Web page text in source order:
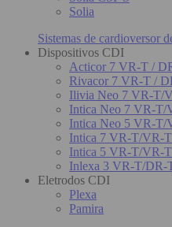
Solia
Sistemas de cardioversor
Dispositivos CDI
Acticor 7 VR-T /
Rivacor 7 VR-T /
Ilivia Neo 7 VR-T/
Intica Neo 7 VR-
Intica Neo 5 VR-
Intica 7 VR-T/VR-
Intica 5 VR-T/VR-
Inlexa 3 VR-T/DR-
Eletrodos CDI
Plexa
Pamira